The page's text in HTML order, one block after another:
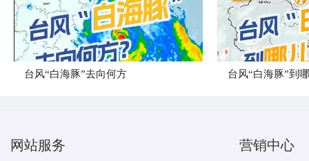
台风“白海豚”去向何方
网站服务 营销中心